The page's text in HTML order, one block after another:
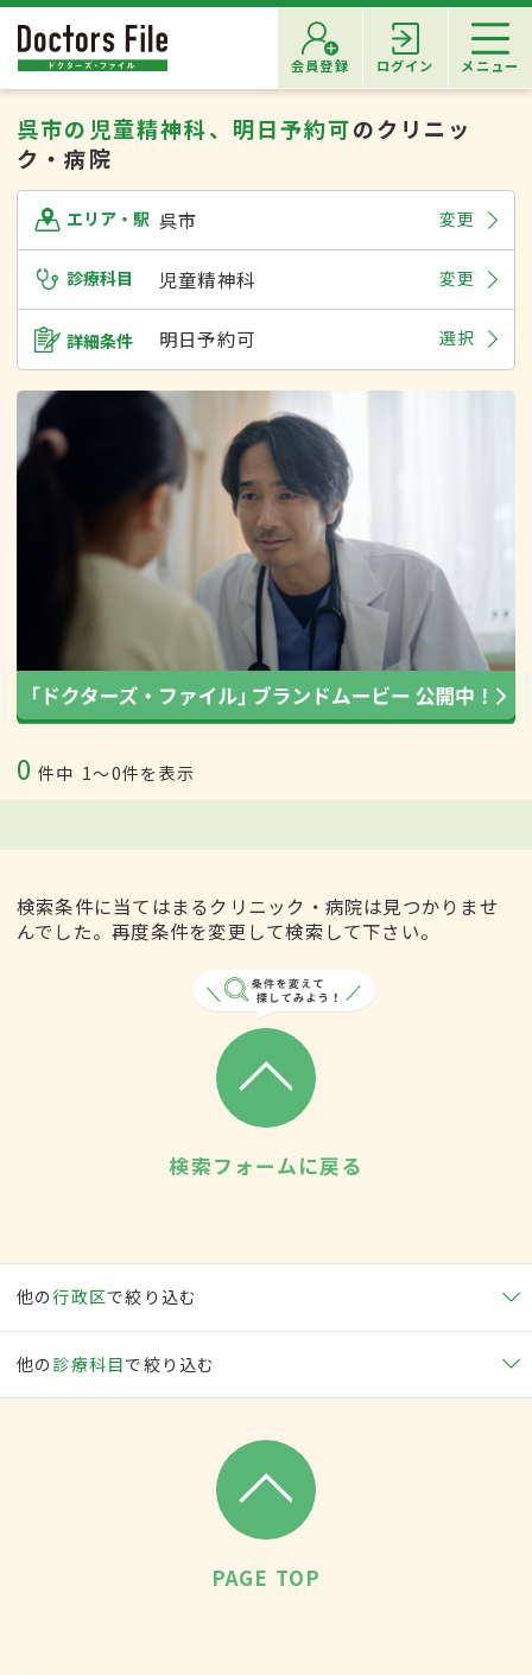
会員登録 ログイン メニュー
呉市の児童精神科、明日予約可のクリニッ
ク・病院
エリア・駅 呉市 変更
診療科目 児童精神科 変更
詳細条件 明日予約可 選択
0 件中 1〜0件を表示
検索条件に当てはまるクリニック・病院は見つかりませ
んでした。再度条件を変更して検索して下さい。
検索フォームに戻る
他の行政区で絞り込む
他の 診療科目で絞り込む
PAGE TOP